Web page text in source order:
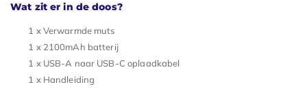
Wat zit er in de doos?
1 x Verwarmde muts
1 x 2100mAh batterij
1 x USB-A naar USB-C oplaadkabel
1 x Handleiding